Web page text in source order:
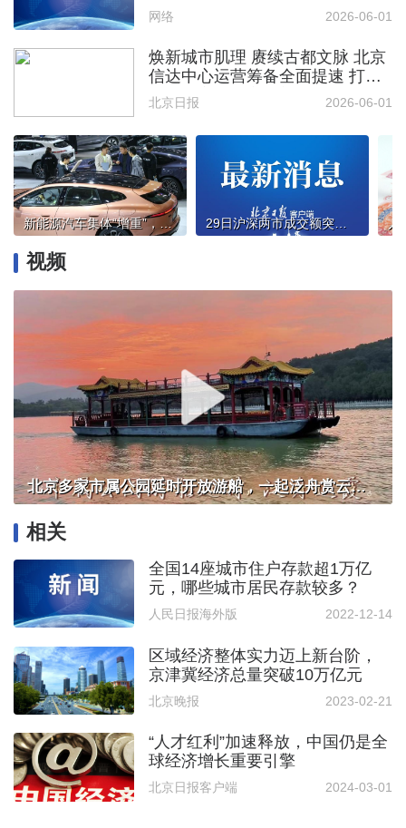
网络 2026-06-01
焕新城市肌理 赓续古都文脉 北京
信达中心运营筹备全面提速 打造
首都核心区城市更新标杆
北京日报 2026-06-01
新能源汽车集体“增重”，行业迎来新考题 29日沪深两市成交额突破3万亿
视频
北京多家市属公园延时开放游船，一起泛舟赏云霞！
相关
全国14座城市住户存款超1万亿
元，哪些城市居民存款较多？
人民日报海外版 2022-12-14
区域经济整体实力迈上新台阶，
京津冀经济总量突破10万亿元
北京晚报 2023-02-21
“人才红利”加速释放，中国仍是全
球经济增长重要引擎
北京日报客户端 2024-03-01